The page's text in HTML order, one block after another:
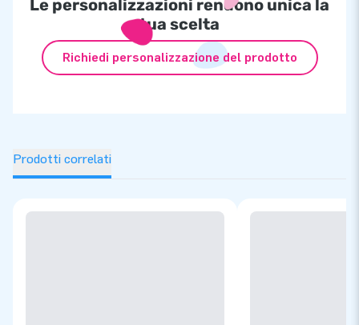
Le personalizzazioni rendono unica la
tua scelta
Richiedi personalizzazione del prodotto
Prodotti correlati